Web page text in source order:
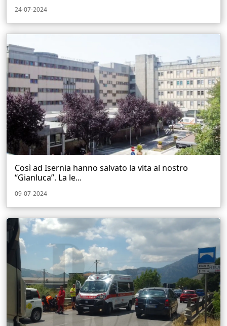
24-07-2024
Così ad Isernia hanno salvato la vita al nostro
“Gianluca”. La le...
09-07-2024